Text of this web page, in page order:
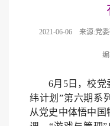
2021-06-06 来源:党
6月 5日，校党
纬计划”第六期系
从党史中体悟中国